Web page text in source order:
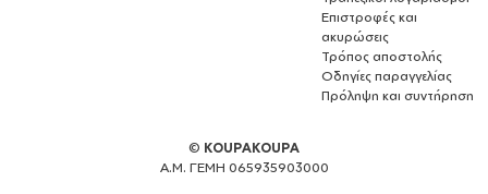
Επιστροφές και
ακυρώσεις
Τρόπος αποστολής
Οδηγίες παραγγελίας
Πρόληψη και συντήρηση
© KOUPAKOUPA
Α.Μ. ΓΕΜΗ 065935903000